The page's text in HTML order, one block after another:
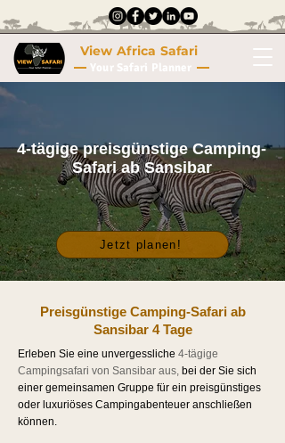
View Africa Safari
Your Safari Planner
4-tägige preisgünstige Camping-
Safari ab Sansibar
Jetzt planen!
Preisgünstige Camping-Safari ab
Sansibar 4 Tage
Erleben Sie eine unvergessliche 4-tägige
Campingsafari von Sansibar aus, bei der Sie sich
einer gemeinsamen Gruppe für ein preisgünstiges
oder luxuriöses Campingabenteuer anschließen
können.